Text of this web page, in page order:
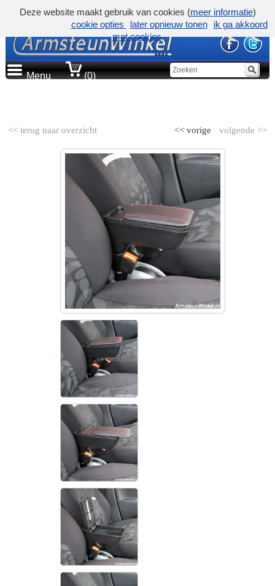
Menu (0)
<< terug naar overzicht volgende >>
<< vorige
Deze website maakt gebruik van cookies (meer informatie)
cookie opties
later opnieuw tonen
ik ga akkoord
met cookies